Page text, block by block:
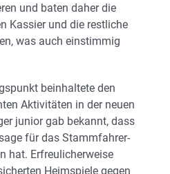
und baten daher die
Kassier und die restliche
was auch einstimmig
beinhaltete den
Aktivitäten in der neuen
junior gab bekannt, dass
für das Stammfahrer-
hat. Erfreulicherweise
Heimspiele gegen